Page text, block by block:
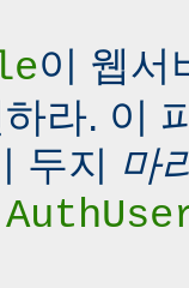
이 웹서
라. 이
두지 마